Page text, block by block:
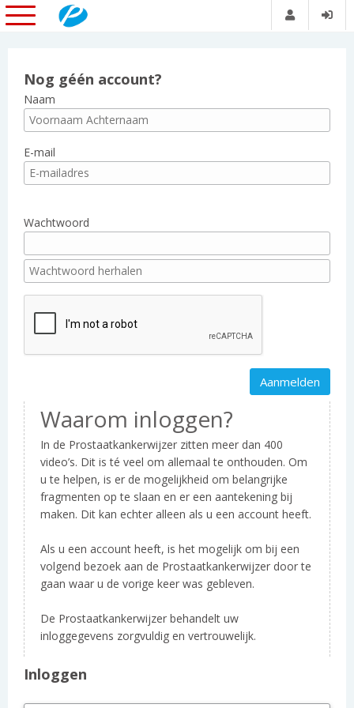
Nog géén account?
Naam
E-mail
Wachtwoord
Waarom inloggen?
In de Prostaatkankerwijzer zitten meer dan 400
video’s. Dit is té veel om allemaal te onthouden. Om
u te helpen, is er de mogelijkheid om belangrijke
fragmenten op te slaan en er een aantekening bij
maken. Dit kan echter alleen als u een account heeft.
Als u een account heeft, is het mogelijk om bij een
volgend bezoek aan de Prostaatkankerwijzer door te
gaan waar u de vorige keer was gebleven.
De Prostaatkankerwijzer behandelt uw
inloggegevens zorgvuldig en vertrouwelijk.
Inloggen